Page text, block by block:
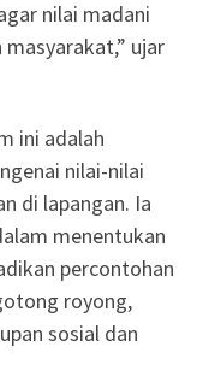
nilai madani
ujar
ini adalah
nilai-nilai
di lapangan. Ia
menentukan
percontohan
royong,
sosial dan